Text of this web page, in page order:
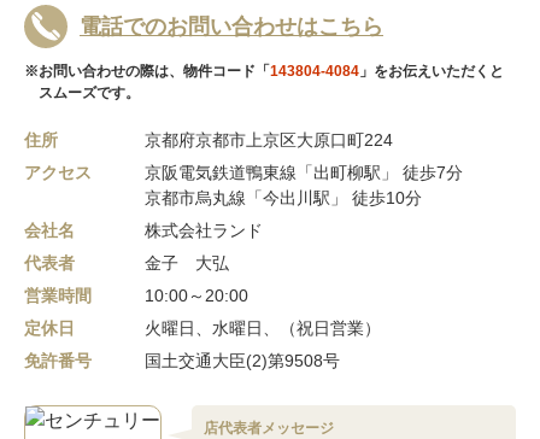
電話でのお問い合わせはこちら
※お問い合わせの際は、物件コード「143804-4084 」をお伝えいただくと
スムーズです。
住所
京都府京都市上京区大原口町224
アクセス
京阪電気鉄道鴨東線「出町柳駅」 徒歩7分
京都市烏丸線「今出川駅」 徒歩10分
会社名
株式会社ランド
代表者
金子 大弘
営業時間
10:00～20:00
定休日
火曜日、水曜日、（祝日営業）
免許番号
国土交通大臣(2)第9508号
店代表者メッセージ